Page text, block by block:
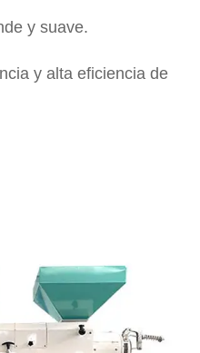
y suave.
y alta eficiencia de